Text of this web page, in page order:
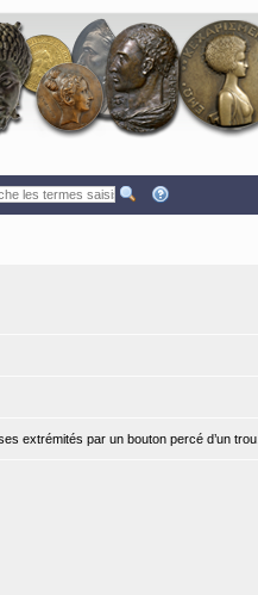
extrémités par un bouton percé d’un trou.